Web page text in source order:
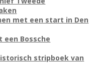
met een start in Den
een Bossche
stripboek van